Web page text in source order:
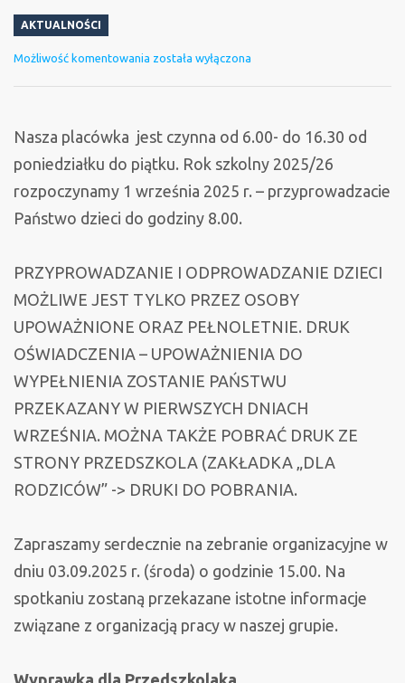
AKTUALNOŚCI
Możliwość komentowania Ważne
rodziców
dzieci
nowo
przyjętych
została wyłączona
Nasza placówka jest czynna od 6.00- do 16.30 od
poniedziałku do piątku. Rok szkolny 2025/26
rozpoczynamy 1 września 2025 r. – przyprowadzacie
Państwo dzieci do godziny 8.00.
PRZYPROWADZANIE I ODPROWADZANIE DZIECI
MOŻLIWE JEST TYLKO PRZEZ OSOBY
UPOWAŻNIONE ORAZ PEŁNOLETNIE. DRUK
OŚWIADCZENIA – UPOWAŻNIENIA DO
WYPEŁNIENIA ZOSTANIE PAŃSTWU
PRZEKAZANY W PIERWSZYCH DNIACH
WRZEŚNIA. MOŻNA TAKŻE POBRAĆ DRUK ZE
STRONY PRZEDSZKOLA (ZAKŁADKA „DLA
RODZICÓW” -> DRUKI DO POBRANIA.
Zapraszamy serdecznie na zebranie organizacyjne w
dniu 03.09.2025 r. (środa) o godzinie 15.00. Na
spotkaniu zostaną przekazane istotne informacje
związane z organizacją pracy w naszej grupie.
Wyprawka dla Przedszkolaka